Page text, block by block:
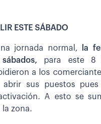
ESTE SÁBADO
jornada normal,
la
para este 8
a los
abrir sus puestos
A esto se
zona.